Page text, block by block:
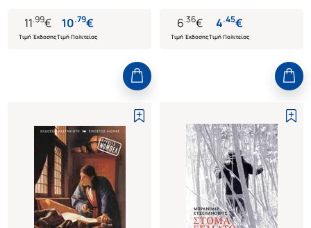
11.99€
Τιμή Έκδοσης
10.79€
Τιμή Πολιτείας
6.36€
Τιμή Έκδοσης
4.45€
Τιμή Πολιτείας